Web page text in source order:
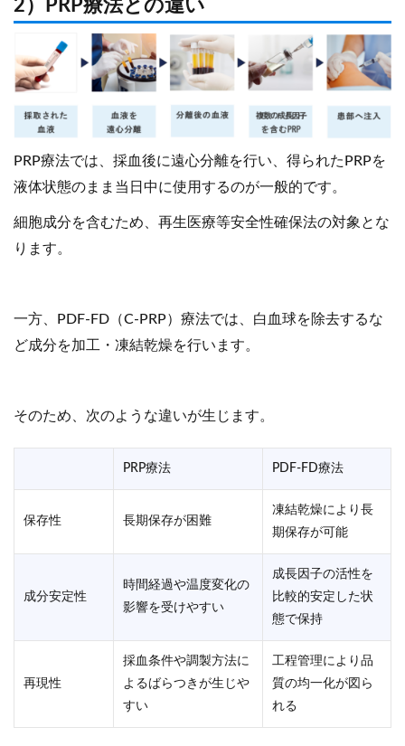
2）PRP療法との違い
PRP療法では、採血後に遠心分離を行い、得られたPRPを
液体状態のまま当日中に使用するのが一般的です。
細胞成分を含むため、再生医療等安全性確保法の対象とな
ります。
一方、PDF-FD（C-PRP）療法では、白血球を除去するな
ど成分を加工・凍結乾燥を行います。
そのため、次のような違いが生じます。
PRP療法 PDF-FD療法
保存性 長期保存が困難
凍結乾燥により長
期保存が可能
成分安定性
時間経過や温度変化の
影響を受けやすい
成長因子の活性を
比較的安定した状
態で保持
再現性
採血条件や調製方法に
よるばらつきが生じや
すい
工程管理により品
質の均一化が図ら
れる